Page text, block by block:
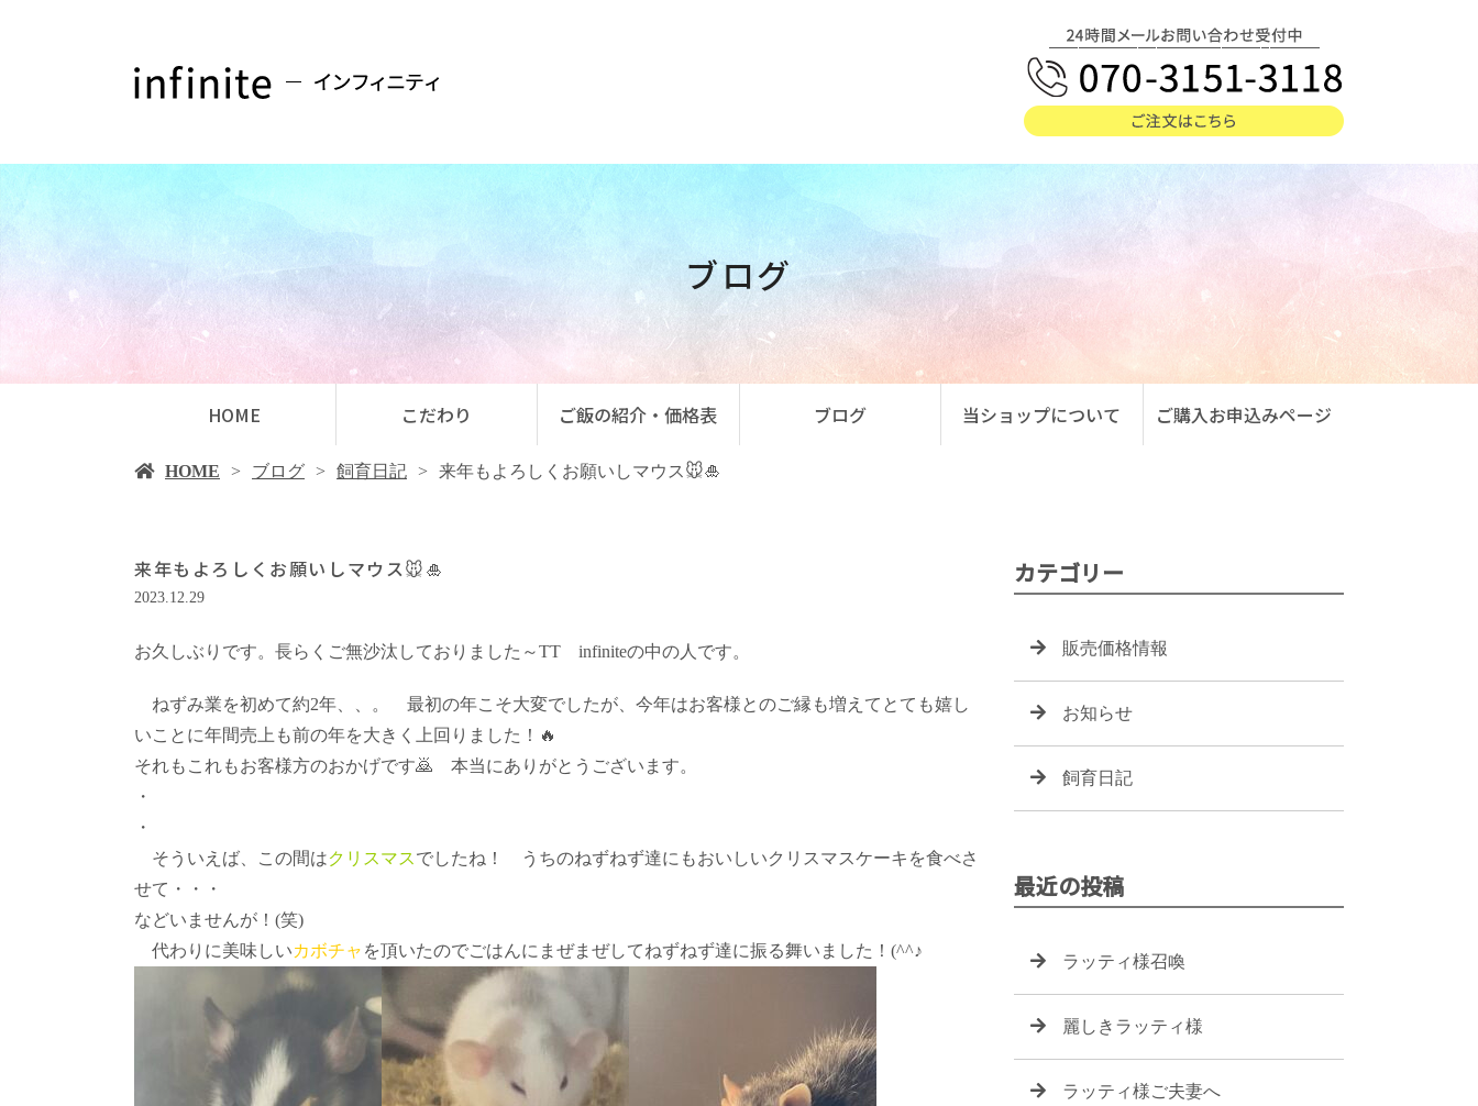
ブログ
HOME こだわり ご飯の紹介・価格表 ブログ 当ショップについて ご購入お申込みページ
HOME ブログ 飼育日記 来年もよろしくお願いしマウス🐭🎍
来年もよろしくお願いしマウス🐭🎍
2023.12.29
お久しぶりです。長らくご無沙汰しておりました～TT infiniteの中の人です。
ねずみ業を初めて約2年、、。 最初の年こそ大変でしたが、今年はお客様とのご縁も増えてとても嬉し
いことに年間売上も前の年を大きく上回りました！🔥
それもこれもお客様方のおかげです🙇 本当にありがとうございます。
・
・
そういえば、この間はクリスマスでしたね！ うちのねずねず達にもおいしいクリスマスケーキを食べさ
せて・・・
などいませんが！(笑)
代わりに美味しいカボチャ を頂いたのでごはんにまぜまぜしてねずねず達に振る舞いました！(^^♪
カテゴリー
販売価格情報
お知らせ
飼育日記
最近の投稿
ラッティ様召喚
麗しきラッティ様
ラッティ様ご夫妻へ